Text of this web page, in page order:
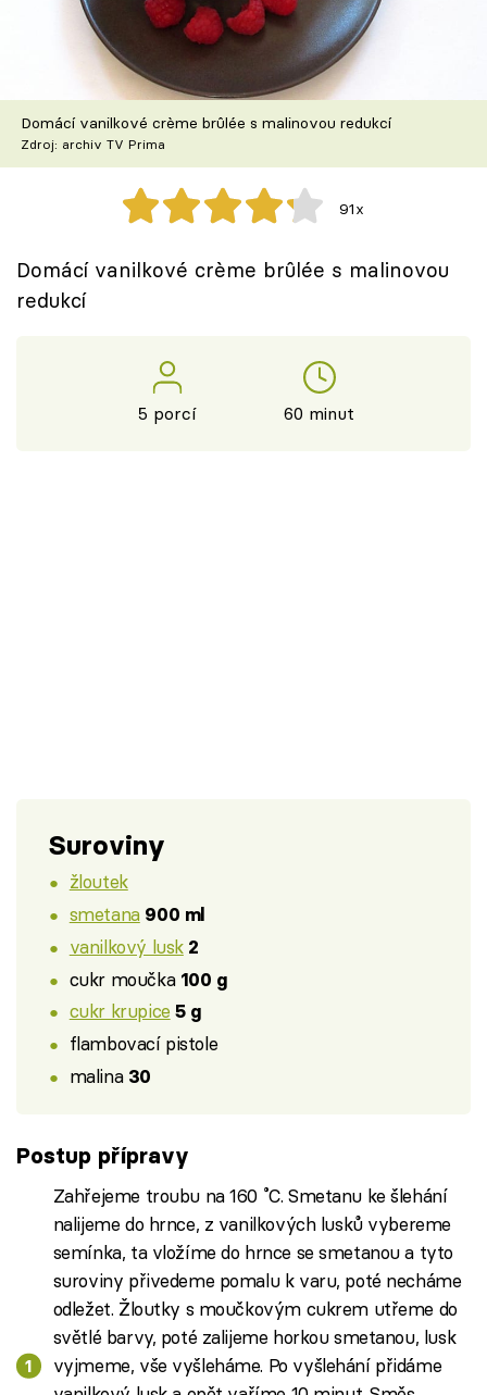
Škola vaření
Recepty z TV
Speciál: Cuketa
Těhotnej kuchař
Přihlášení
Domácí vanilkové crème brûlée s malinovou redukcí
Zdroj: archiv TV Prima
91x
Domácí vanilkové crème brûlée s malinovou
redukcí
5 porcí 60 minut
Suroviny
žloutek
smetana 900 ml
vanilkový lusk 2
cukr moučka 100 g
cukr krupice 5 g
flambovací pistole
malina 30
Postup přípravy
Zahřejeme troubu na 160 ˚C. Smetanu ke šlehání
nalijeme do hrnce, z vanilkových lusků vybereme
semínka, ta vložíme do hrnce se smetanou a tyto
suroviny přivedeme pomalu k varu, poté necháme
odležet. Žloutky s moučkovým cukrem utřeme do
světlé barvy, poté zalijeme horkou smetanou, lusk
vyjmeme, vše vyšleháme. Po vyšlehání přidáme